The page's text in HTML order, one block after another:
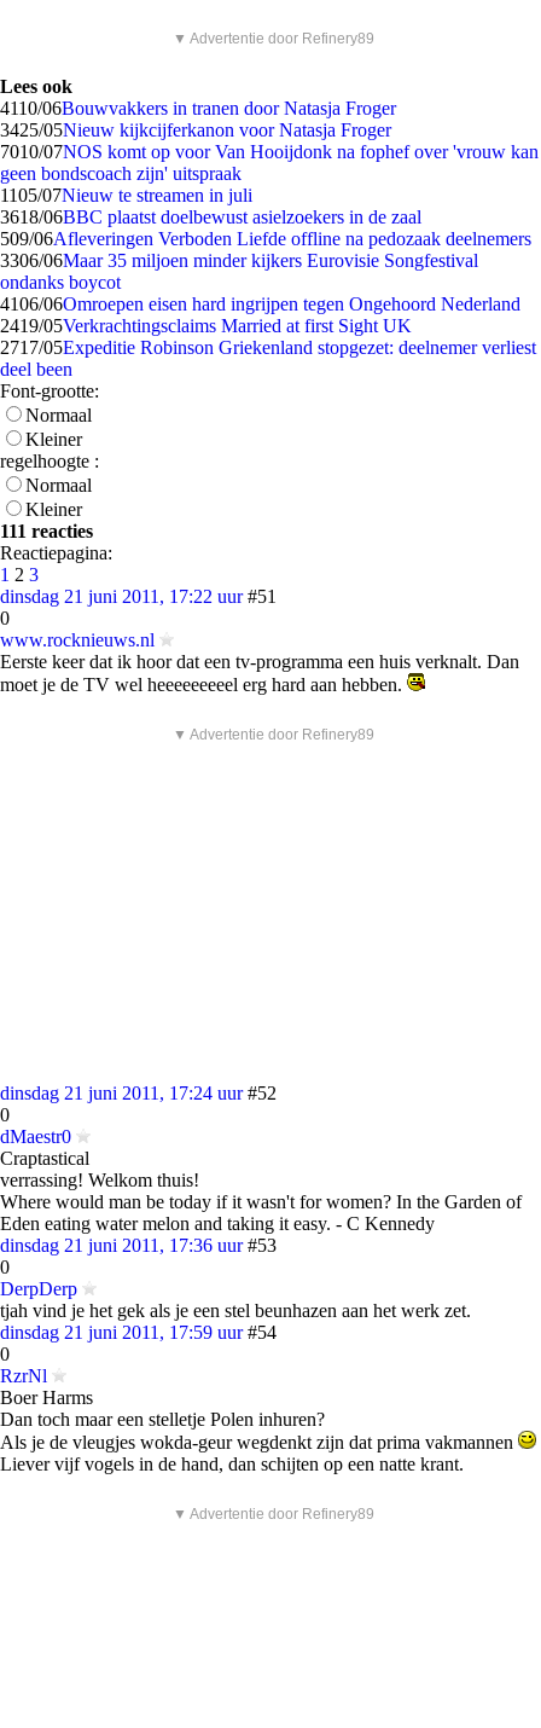
▼ Advertentie door Refinery89
Lees ook
4110/06Bouwvakkers in tranen door Natasja Froger
3425/05Nieuw kijkcijferkanon voor Natasja Froger
7010/07NOS komt op voor Van Hooijdonk na fophef over 'vrouw kan
geen bondscoach zijn' uitspraak
1105/07Nieuw te streamen in juli
3618/06BBC plaatst doelbewust asielzoekers in de zaal
509/06Afleveringen Verboden Liefde offline na pedozaak deelnemers
3306/06Maar 35 miljoen minder kijkers Eurovisie Songfestival
ondanks boycot
4106/06Omroepen eisen hard ingrijpen tegen Ongehoord Nederland
2419/05Verkrachtingsclaims Married at first Sight UK
2717/05Expeditie Robinson Griekenland stopgezet: deelnemer verliest
deel been
Font-grootte:
Normaal
Kleiner
regelhoogte :
Normaal
Kleiner
111 reacties
Reactiepagina:
1 2 3
dinsdag 21 juni 2011, 17:22 uur #51
0
www.rocknieuws.nl
Eerste keer dat ik hoor dat een tv-programma een huis verknalt. Dan
moet je de TV wel heeeeeeeeel erg hard aan hebben.
▼ Advertentie door Refinery89
dinsdag 21 juni 2011, 17:24 uur #52
0
dMaestr0
Craptastical
verrassing! Welkom thuis!
Where would man be today if it wasn't for women? In the Garden of
Eden eating water melon and taking it easy. - C Kennedy
dinsdag 21 juni 2011, 17:36 uur #53
0
DerpDerp
tjah vind je het gek als je een stel beunhazen aan het werk zet.
dinsdag 21 juni 2011, 17:59 uur #54
0
RzrNl
Boer Harms
Dan toch maar een stelletje Polen inhuren?
Als je de vleugjes wokda-geur wegdenkt zijn dat prima vakmannen
Liever vijf vogels in de hand, dan schijten op een natte krant.
▼ Advertentie door Refinery89